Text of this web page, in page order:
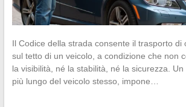
Il Codice della strada consente il trasporto di
sul tetto di un veicolo, a condizione che non
la visibilità, né la stabilità, né la sicurezza.
più lungo del veicolo stesso, impone…